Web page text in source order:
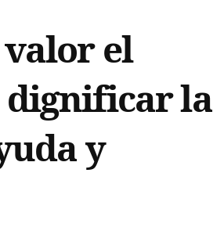
el
dignificar la
y